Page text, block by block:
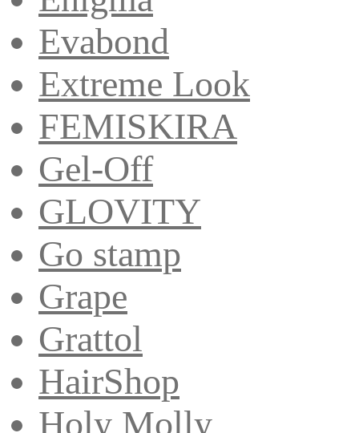
Evabond
Extreme Look
FEMISKIRA
Gel-Off
GLOVITY
Go stamp
Grape
Grattol
HairShop
Holy Molly